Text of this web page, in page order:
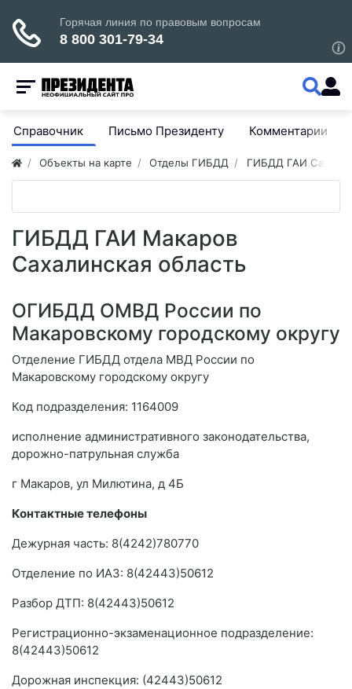
Справочник Письмо Президенту Комментарии
Объекты на карте Отделы ГИБДД ГИБДД ГАИ
ГИБДД ГАИ Макаров
Сахалинская область
ОГИБДД ОМВД России по
Макаровскому городскому округу
Отделение ГИБДД отдела МВД России по
Макаровскому городскому округу
Код подразделения: 1164009
исполнение административного законодательства,
дорожно-патрульная служба
г Макаров, ул Милютина, д 4Б
Контактные телефоны
Дежурная часть: 8(4242)780770
Отделение по ИАЗ: 8(42443)50612
Разбор ДТП: 8(42443)50612
Регистрационно-экзаменационное подразделение:
8(42443)50612
Дорожная инспекция: (42443)50612